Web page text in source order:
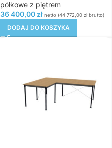
półkowe z piętrem
36 400,00 zł netto (44 772,00 zł brutto)
DODAJ DO KOSZYKA